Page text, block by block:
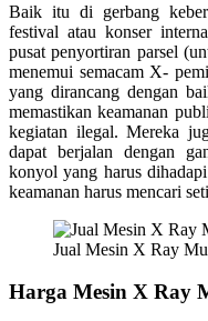
Baik itu di gerbang
festival atau konser
pusat penyortiran parsel
menemui semacam X-
yang dirancang dengan
memastikan keamanan
kegiatan ilegal. Mereka
dapat berjalan dengan
konyol yang harus
keamanan harus mencari
Jual Mesin X Ray
Harga Mesin X Ray